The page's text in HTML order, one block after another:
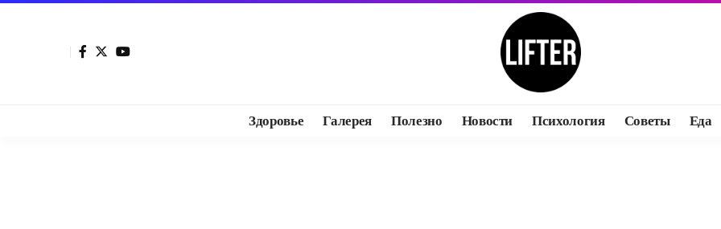
Здоровье Галерея Полезно Новости Психология Советы Еда